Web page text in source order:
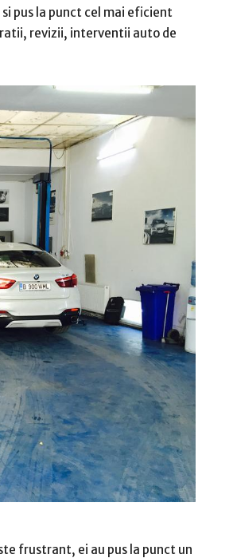
pus la punct cel mai eficient
revizii, interventii auto de
frustrant, ei au pus la punct un